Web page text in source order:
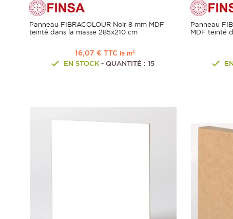
Panneau FIBRACOLOUR Noir 8 mm MDF
teinté dans la masse 285x210 cm
16,07 € TTC le m²
EN STOCK - QUANTITÉ : 15
Panneau
MDF teinté